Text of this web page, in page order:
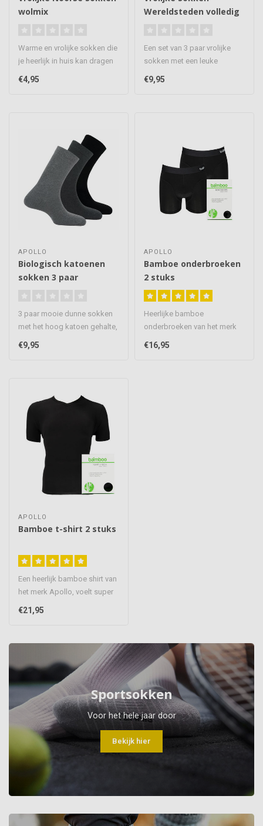
wolmix
Warme en vrolijke sokken die
je heerlijk in huis kan dragen
maar ook prima kan d..
€4,95
Wereldsteden volledig
Een set van 3 paar vrolijke
sokken met een leuke
Wereldsteden print, de
sokken o..
€9,95
APOLLO
Biologisch katoenen
sokken 3 paar
3 paar mooie dunne sokken
met het hoog katoen gehalte,
€9,95
APOLLO
Bamboe onderbroeken
2 stuks
Heerlijke bamboe
onderbroeken van het merk
aan en dra..
€16,95
APOLLO
Bamboe t-shirt 2 stuks
Een heerlijk bamboe shirt van
het merk Apollo, voelt super
zacht aan het draagt ..
€21,95
Sportsokken
Voor het hele jaar door
Bekijk hier